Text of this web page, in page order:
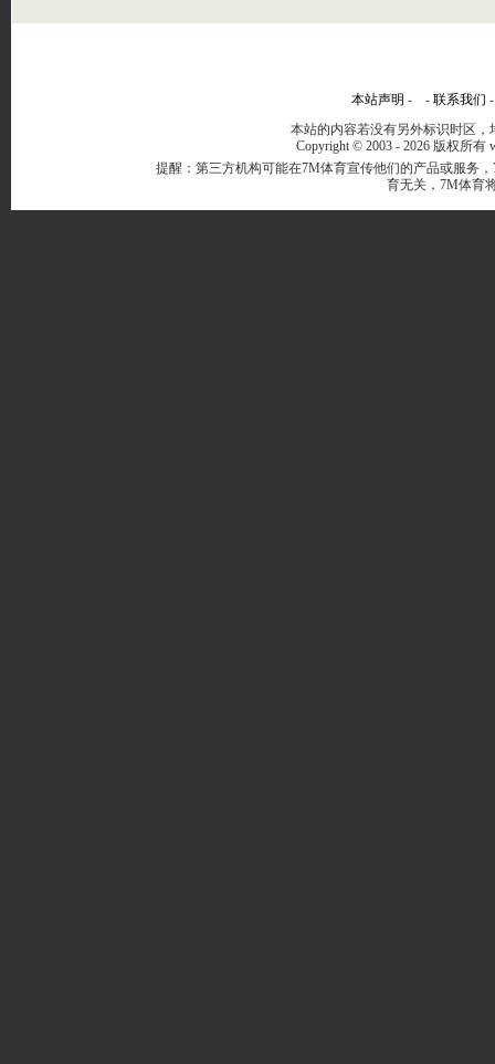
本站声明 - - 联系我们
本站的内容若没有另外标识时区
Copyright © 2003 - 2026 版权所有
提醒：第三方机构可能在7M体育宣传他们的产品或服务
育无关，7M体育